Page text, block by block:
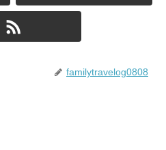
familytravelog0808